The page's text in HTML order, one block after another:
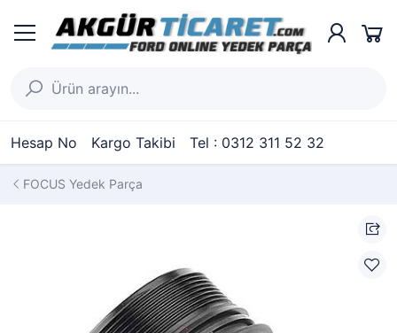
Hesap No Kargo Takibi Tel : 0312 311 52 32
FOCUS Yedek Parça